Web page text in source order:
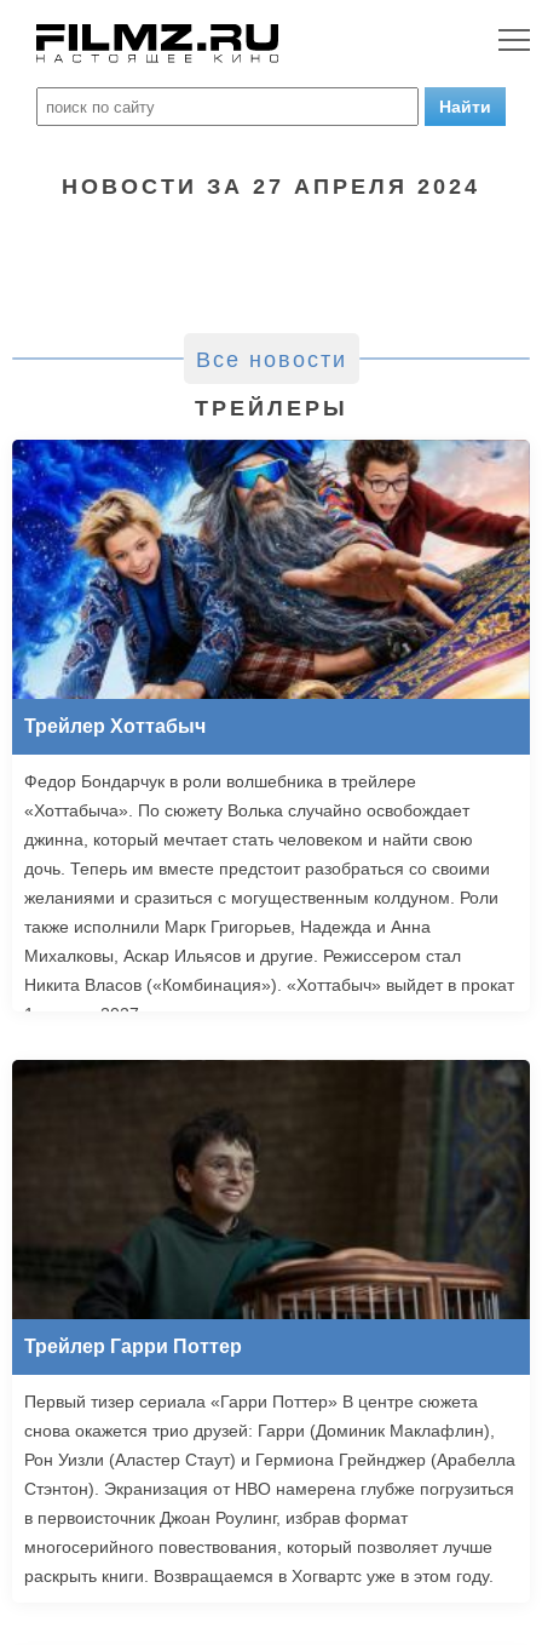
НОВОСТИ ЗА 27 АПРЕЛЯ 2024
Все новости
ТРЕЙЛЕРЫ
Трейлер Хоттабыч
Федор Бондарчук в роли волшебника в трейлере
«Хоттабыча». По сюжету Волька случайно освобождает
джинна, который мечтает стать человеком и найти свою
дочь. Теперь им вместе предстоит разобраться со своими
желаниями и сразиться с могущественным колдуном. Роли
также исполнили Марк Григорьев, Надежда и Анна
Михалковы, Аскар Ильясов и другие. Режиссером стал
Никита Власов («Комбинация»). «Хоттабыч» выйдет в прокат
1 января 2027 года.
Трейлер Гарри Поттер
Первый тизер сериала «Гарри Поттер» В центре сюжета
снова окажется трио друзей: Гарри (Доминик Маклафлин),
Рон Уизли (Аластер Стаут) и Гермиона Грейнджер (Арабелла
Стэнтон). Экранизация от HBO намерена глубже погрузиться
в первоисточник Джоан Роулинг, избрав формат
многосерийного повествования, который позволяет лучше
раскрыть книги. Возвращаемся в Хогвартс уже в этом году.